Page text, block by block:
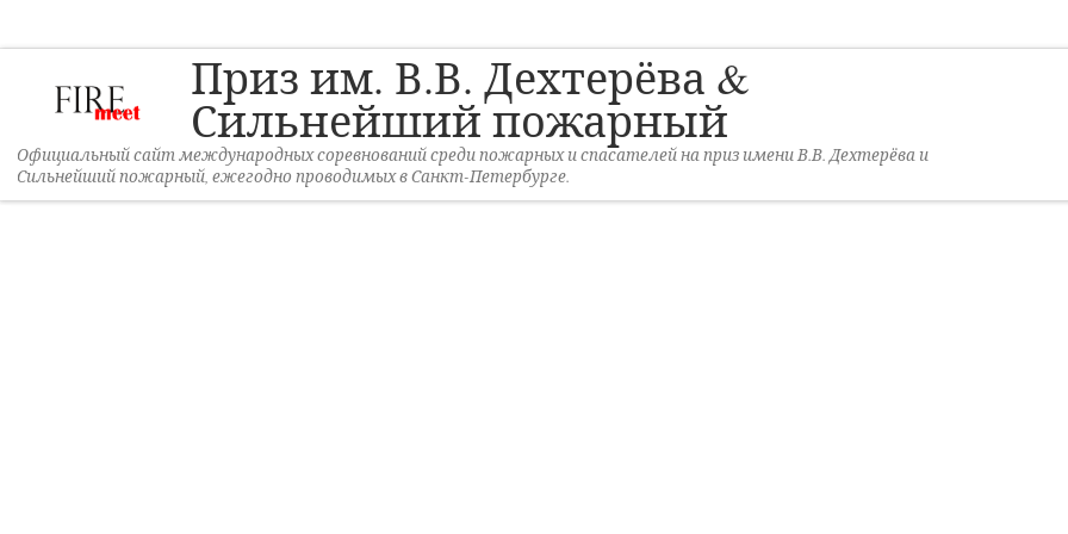
Приз им. В.В. Дехтерёва &
Сильнейший пожарный
Официальный сайт международных соревнований среди пожарных и спасателей на приз имени В.В. Дехтерёва и
Сильнейший пожарный, ежегодно проводимых в Санкт-Петербурге.